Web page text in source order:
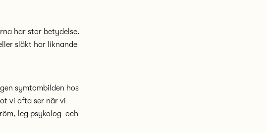
har stor betydelse.
släkt har liknande
symtombilden hos
vi ofta ser när vi
leg psykolog och